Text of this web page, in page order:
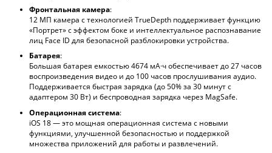
Фронтальная камера:
12 МП камера с технологией TrueDepth поддерживает функцию
«Портрет» с эффектом боке и интеллектуальное распознавание
лиц Face ID для безопасной разблокировки устройства.
Батарея:
Большая батарея емкостью 4674 мА·ч обеспечивает до 27 часов
воспроизведения видео и до 100 часов прослушивания аудио.
Поддерживается быстрая зарядка (до 50% за 30 минут с
адаптером 30 Вт) и беспроводная зарядка через MagSafe.
Операционная система:
iOS 18 — это мощная операционная система с новыми
функциями, улучшенной безопасностью и поддержкой
множества приложений для работы и развлечений.